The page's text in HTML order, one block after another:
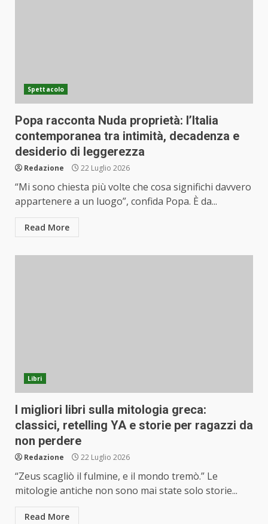
Spettacolo
Popa racconta Nuda proprietà: l’Italia
contemporanea tra intimità, decadenza e
desiderio di leggerezza
Redazione 22 Luglio 2026
“Mi sono chiesta più volte che cosa significhi davvero
appartenere a un luogo”, confida Popa. È da...
Read More
Libri
I migliori libri sulla mitologia greca:
classici, retelling YA e storie per ragazzi da
non perdere
Redazione 22 Luglio 2026
“Zeus scagliò il fulmine, e il mondo tremò.” Le
mitologie antiche non sono mai state solo storie...
Read More